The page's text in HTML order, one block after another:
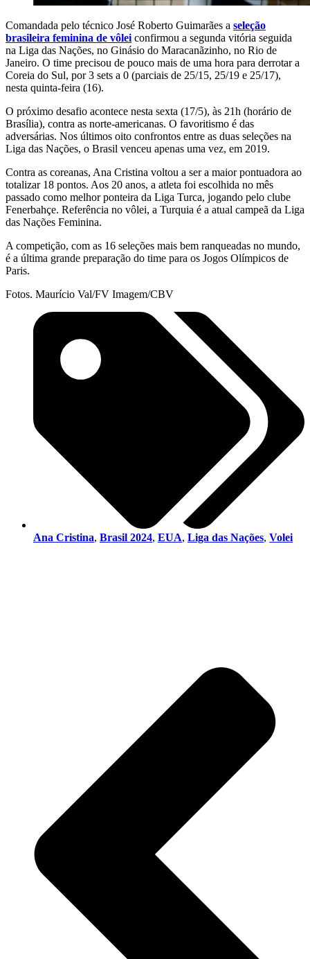
Comandada pelo técnico José Roberto Guimarães a seleção
brasileira feminina de vôlei confirmou a segunda vitória seguida
na Liga das Nações, no Ginásio do Maracanãzinho, no Rio de
Janeiro. O time precisou de pouco mais de uma hora para derrotar a
Coreia do Sul, por 3 sets a 0 (parciais de 25/15, 25/19 e 25/17),
nesta quinta-feira (16).
O próximo desafio acontece nesta sexta (17/5), às 21h (horário de
Brasília), contra as norte-americanas. O favoritismo é das
adversárias. Nos últimos oito confrontos entre as duas seleções na
Liga das Nações, o Brasil venceu apenas uma vez, em 2019.
Contra as coreanas, Ana Cristina voltou a ser a maior pontuadora ao
totalizar 18 pontos. Aos 20 anos, a atleta foi escolhida no mês
passado como melhor ponteira da Liga Turca, jogando pelo clube
Fenerbahçe. Referência no vôlei, a Turquia é a atual campeã da Liga
das Nações Feminina.
A competição, com as 16 seleções mais bem ranqueadas no mundo,
é a última grande preparação do time para os Jogos Olímpicos de
Paris.
Fotos. Maurício Val/FV Imagem/CBV
Ana Cristina, Brasil 2024, EUA, Liga das Nações, Volei